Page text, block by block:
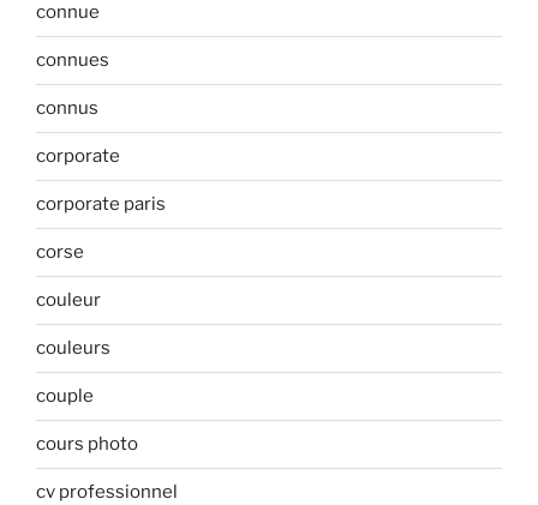
connue
connues
connus
corporate
corporate paris
corse
couleur
couleurs
couple
cours photo
cv professionnel